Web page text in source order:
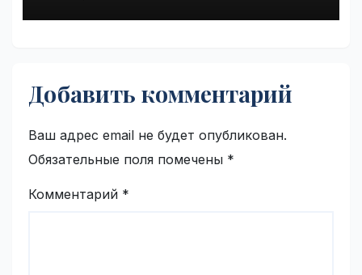
Добавить комментарий
Ваш адрес email не будет опубликован.
Обязательные поля помечены *
Комментарий *